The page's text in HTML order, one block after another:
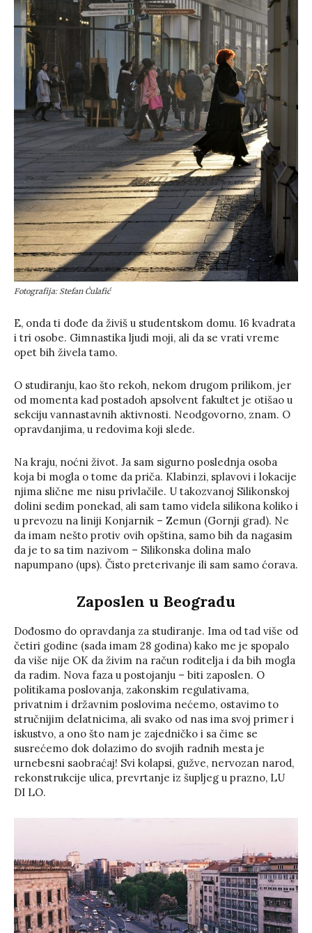
Fotografija: Stefan Ćulafić
E, onda ti dođe da živiš u studentskom domu. 16 kvadrata
i tri osobe. Gimnastika ljudi moji, ali da se vrati vreme
opet bih živela tamo.
O studiranju, kao što rekoh, nekom drugom prilikom, jer
od momenta kad postadoh apsolvent fakultet je otišao u
sekciju vannastavnih aktivnosti. Neodgovorno, znam. O
opravdanjima, u redovima koji slede.
Na kraju, noćni život. Ja sam sigurno poslednja osoba
koja bi mogla o tome da priča. Klabinzi, splavovi i lokacije
njima slične me nisu privlačile. U takozvanoj Silikonskoj
dolini sedim ponekad, ali sam tamo videla silikona koliko i
u prevozu na liniji Konjarnik – Zemun (Gornji grad). Ne
da imam nešto protiv ovih opština, samo bih da nagasim
da je to sa tim nazivom – Silikonska dolina malo
napumpano (ups). Čisto preterivanje ili sam samo ćorava.
Zaposlen u Beogradu
Dođosmo do opravdanja za studiranje. Ima od tad više od
četiri godine (sada imam 28 godina) kako me je spopalo
da više nije OK da živim na račun roditelja i da bih mogla
da radim. Nova faza u postojanju – biti zaposlen. O
politikama poslovanja, zakonskim regulativama,
privatnim i državnim poslovima nećemo, ostavimo to
stručnijim delatnicima, ali svako od nas ima svoj primer i
iskustvo, a ono što nam je zajedničko i sa čime se
susrećemo dok dolazimo do svojih radnih mesta je
urnebesni saobraćaj! Svi kolapsi, gužve, nervozan narod,
rekonstrukcije ulica, prevrtanje iz šupljeg u prazno, LU
DI LO.